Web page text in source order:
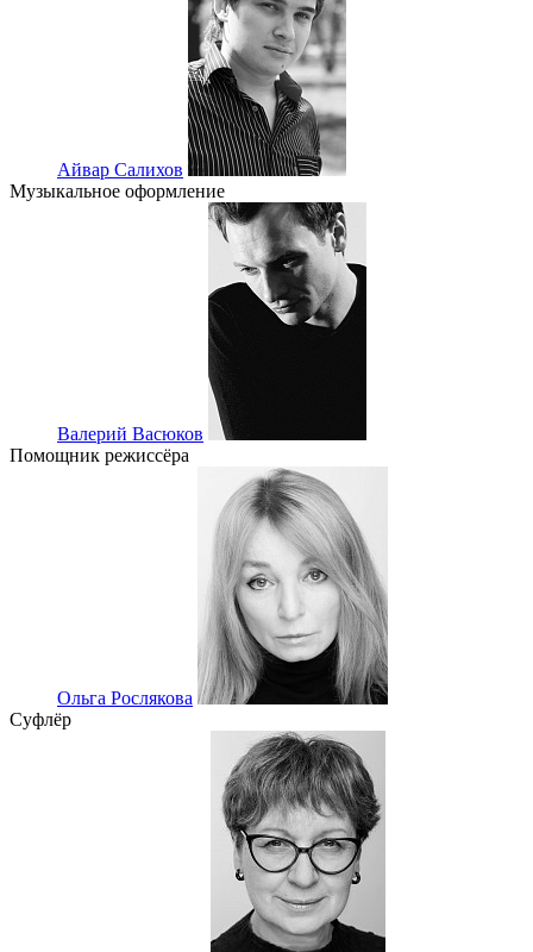
Айвар Салихов
Музыкальное оформление
Валерий Васюков
Помощник режиссёра
Ольга Рослякова
Суфлёр